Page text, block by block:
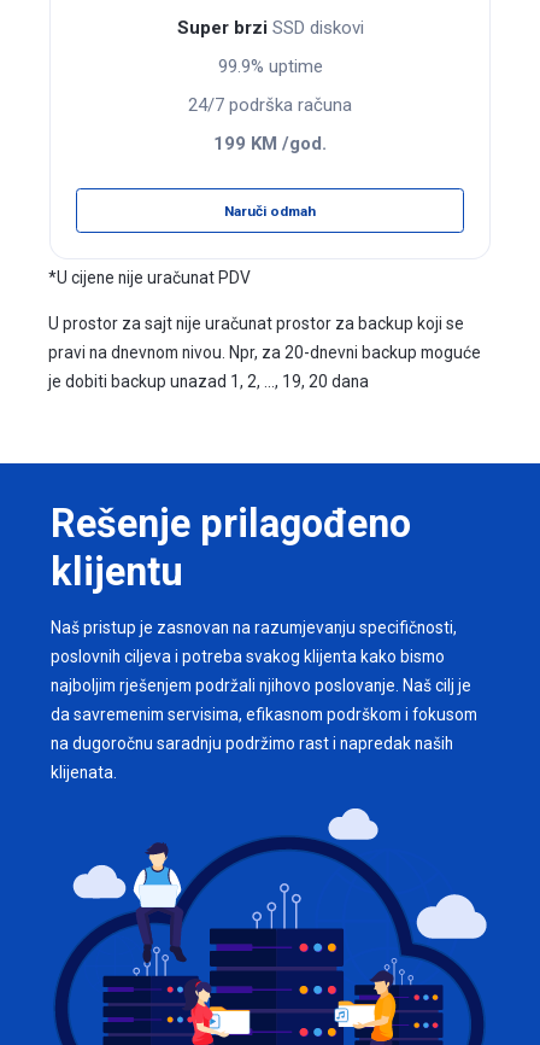
Super brziSSD diskovi
99.9% uptime
24/7 podrška računa
199 KM /god.
Naruči odmah
*U cijene nije uračunat PDV
U prostor za sajt nije uračunat prostor za backup koji se
pravi na dnevnom nivou. Npr, za 20-dnevni backup moguće
je dobiti backup unazad 1, 2, ..., 19, 20 dana
Rešenje prilagođeno
klijentu
Naš pristup je zasnovan na razumjevanju specifičnosti,
poslovnih ciljeva i potreba svakog klijenta kako bismo
najboljim rješenjem podržali njihovo poslovanje. Naš cilj je
da savremenim servisima, efikasnom podrškom i fokusom
na dugoročnu saradnju podržimo rast i napredak naših
klijenata.